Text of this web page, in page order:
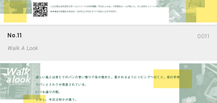
0011
No.11
Walk A Look